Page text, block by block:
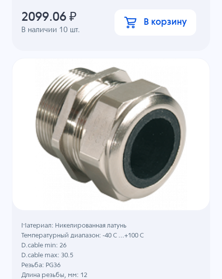
В наличии 10 шт.
2099.06 ₽ В корзину
Материал: Никелированная латунь
Температурный диапазон: -40 C ...+100 C
D.cable min: 26
D.cable max: 30.5
Резьба: PG36
Длина резьбы, мм: 12